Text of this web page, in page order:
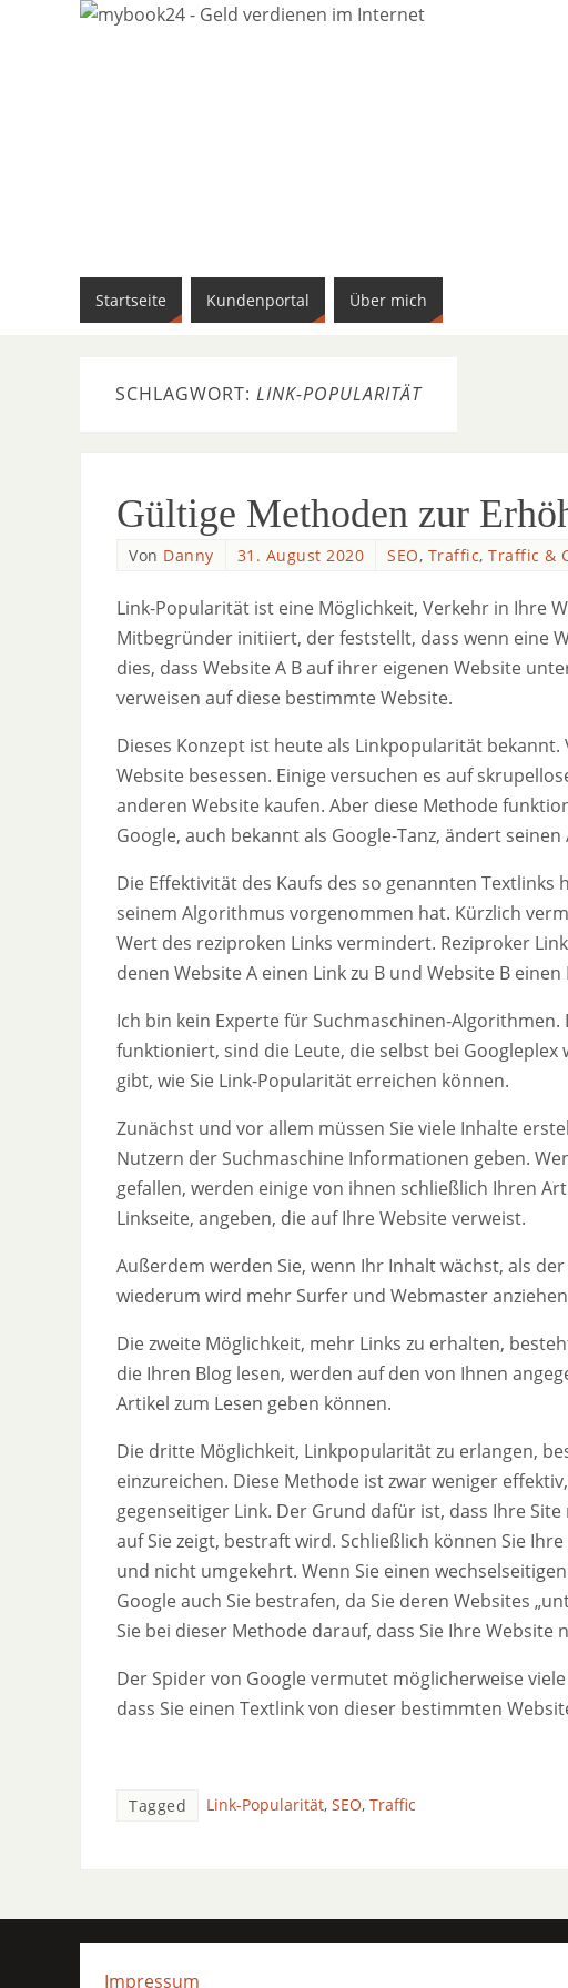
Startseite Kundenportal Über mich
SCHLAGWORT: LINK-POPULARITÄT
Gültige Methoden zur
Von Danny 31. August 2020 SEO, Traffic, Traffic &
Link-Popularität ist eine Möglichkeit, Verkehr in Ihre
Mitbegründer initiiert, der feststellt, dass wenn eine
dies, dass Website A B auf ihrer eigenen Website
verweisen auf diese bestimmte Website.
Dieses Konzept ist heute als Linkpopularität
Website besessen. Einige versuchen es auf
anderen Website kaufen. Aber diese Methode
Google, auch bekannt als Google-Tanz, ändert
Die Effektivität des Kaufs des so genannten
seinem Algorithmus vorgenommen hat. Kürzlich
Wert des reziproken Links vermindert. Reziproker
denen Website A einen Link zu B und Website B
Ich bin kein Experte für Suchmaschinen-
funktioniert, sind die Leute, die selbst bei
gibt, wie Sie Link-Popularität erreichen können.
Zunächst und vor allem müssen Sie viele Inhalte
Nutzern der Suchmaschine Informationen geben.
gefallen, werden einige von ihnen schließlich Ihren
Linkseite, angeben, die auf Ihre Website verweist.
Außerdem werden Sie, wenn Ihr Inhalt wächst, als
wiederum wird mehr Surfer und Webmaster
Die zweite Möglichkeit, mehr Links zu erhalten,
die Ihren Blog lesen, werden auf den von Ihnen
Artikel zum Lesen geben können.
Die dritte Möglichkeit, Linkpopularität zu erlangen,
einzureichen. Diese Methode ist zwar weniger
gegenseitiger Link. Der Grund dafür ist, dass Ihre
auf Sie zeigt, bestraft wird. Schließlich können Sie
und nicht umgekehrt. Wenn Sie einen
Google auch Sie bestrafen, da Sie deren Websites
Sie bei dieser Methode darauf, dass Sie Ihre
Der Spider von Google vermutet möglicherweise
dass Sie einen Textlink von dieser bestimmten
Tagged Link-Popularität, SEO, Traffic
Impressum